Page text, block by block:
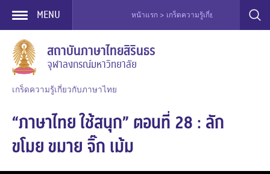
Skip
content
MENU หน้าแรก > เกร็ดความรู้เกี่ยวกับภาษาไทย >
สถาบันภาษาไทยสิรินธร
จุฬาลงกรณ์มหาวิทยาลัย
เกร็ดความรู้เกี่ยวกับภาษาไทย
“ภาษาไทย ใช้สนุก” ตอนที่ 28 : ลัก
ขโมย ขมาย จิ๊ก เม้ม